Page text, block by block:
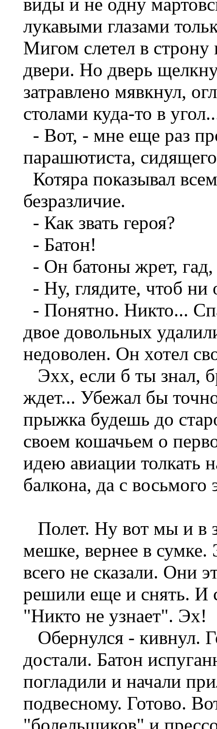
лукавыми глазами
Мигом слетел в
двери. Но дверь
затравлено мявкнул,
столами куда-то в
- Вот, - мне еще раз
парашютиста,
Котяра показывал
безразличие.
- Как звать героя?
- Батон!
- Он батоны жрет,
- Ну, глядите, чтоб
- Понятно. Никто...
двое довольных
недоволен. Он хотел
Эхх, если б ты знал,
ждет... Убежал бы
прыжка будешь до
своем кошачьем о
идею авиации толкать
балкона, да с восьмого
Полет. Ну вот мы и в
мешке, вернее в сумке.
всего не сказали. Они
решили еще и снять. И
"Никто не узнает". Эх!
Обернулся - кивнул.
достали. Батон
погладили и начали
подвесному. Готово.